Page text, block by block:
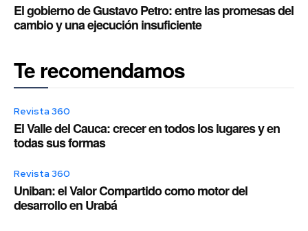
El gobierno de Gustavo Petro: entre las promesas del
cambio y una ejecución insuficiente
Te recomendamos
Revista 360
El Valle del Cauca: crecer en todos los lugares y en
todas sus formas
Revista 360
Uniban: el Valor Compartido como motor del
desarrollo en Urabá